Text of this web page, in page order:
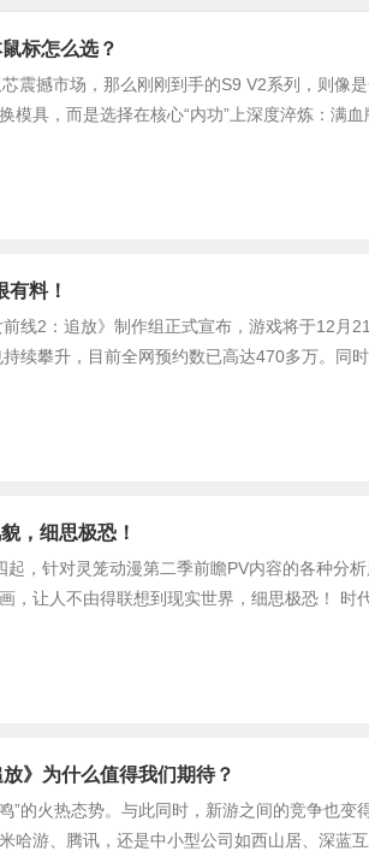
标怎么选？
震撼市场，那么刚刚到手的S9 V2系列，则像
模具，而是选择在核心“内功”上深度淬炼：满血
料！
线2：追放》制作组正式宣布，游戏将于12月
续攀升，目前全网预约数已高达470多万。同时
，细思极恐！
，针对灵笼动漫第二季前瞻PV内容的各种分
，让人不由得联想到现实世界，细思极恐！ 时
》为什么值得我们期待？
”的火热态势。与此同时，新游之间的竞争也变
哈游、腾讯，还是中小型公司如西山居、深蓝互